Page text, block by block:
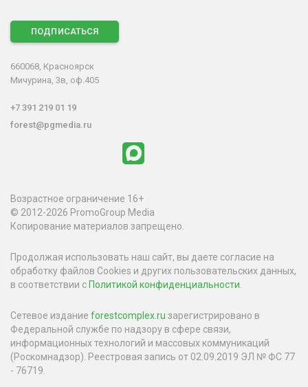
ПОДПИСАТЬСЯ
660068, Красноярск
Мичурина, 3в, оф.405
+7 391 219 01 19
forest@pgmedia.ru
Возрастное ограничение 16+
© 2012-2026 PromoGroup Media
Копирование материалов запрещено.
Продолжая использовать наш сайт, вы даете согласие на
обработку файлов Cookies и других пользовательских данных,
в соответствии сПолитикой конфиденциальности
Сетевое издание forestcomplex.ru зарегистрировано в
Федеральной службе по надзору в сфере связи,
информационных технологий и массовых коммуникаций
(Роскомнадзор). Реестровая запись от 02.09.2019 ЭЛ № ФС 77
- 76719.